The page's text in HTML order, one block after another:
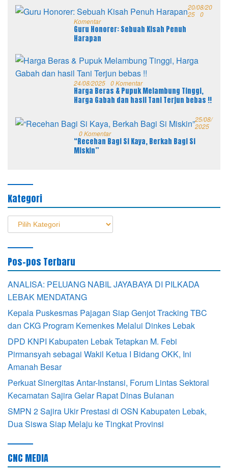
20/08/20
25 0
Komentar
Guru Honorer: Sebuah Kisah Penuh
Harapan
24/08/2025 0 Komentar
Harga Beras & Pupuk Melambung Tinggi,
Harga Gabah dan hasil Tani Terjun bebas !!
25/08/
2025
0 Komentar
“Recehan Bagi Si Kaya, Berkah Bagi Si
Miskin”
Kategori
Kategori
Pos-pos Terbaru
ANALISA: PELUANG NABIL JAYABAYA DI PILKADA
LEBAK MENDATANG
Kepala Puskesmas Pajagan Siap Genjot Tracking TBC
dan CKG Program Kemenkes Melalui Dinkes Lebak
DPD KNPI Kabupaten Lebak Tetapkan M. Febi
Pirmansyah sebagai Wakil Ketua I Bidang OKK, Ini
Amanah Besar
Perkuat Sinergitas Antar-Instansi, Forum Lintas Sektoral
Kecamatan Sajira Gelar Rapat Dinas Bulanan
SMPN 2 Sajira Ukir Prestasi di OSN Kabupaten Lebak,
Dua Siswa Siap Melaju ke Tingkat Provinsi
CNC MEDIA